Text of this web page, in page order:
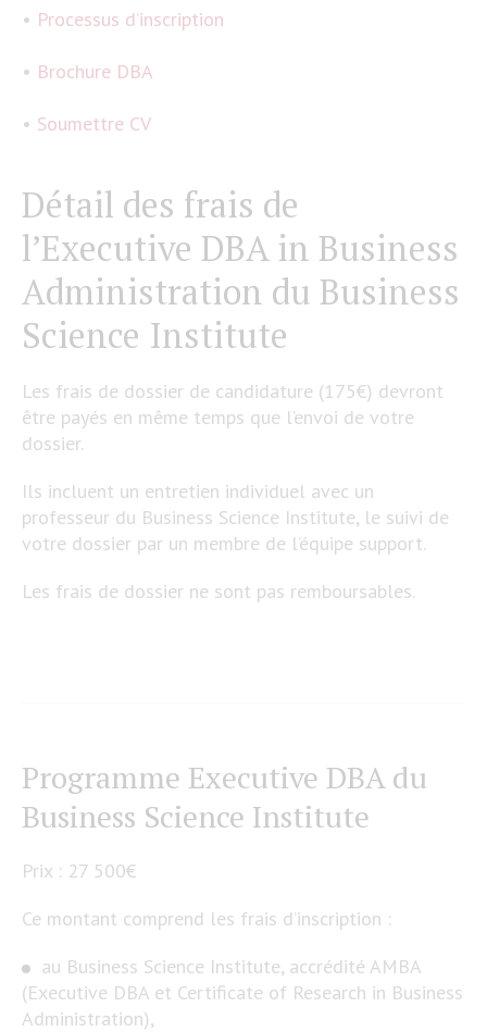
• Processus d’inscription
• Brochure DBA
• Soumettre CV
Détail des frais de
l’Executive DBA in Business
Administration du Business
Science Institute
Les frais de dossier de candidature (175€) devront
être payés en même temps que l’envoi de votre
dossier.
Ils incluent un entretien individuel avec un
professeur du Business Science Institute, le suivi de
votre dossier par un membre de l’équipe support.
Les frais de dossier ne sont pas remboursables.
Programme Executive DBA du
Business Science Institute
Prix : 27 500€
Ce montant comprend les frais d’inscription :
au Business Science Institute, accrédité AMBA
(Executive DBA et Certificate of Research in Business
Administration),